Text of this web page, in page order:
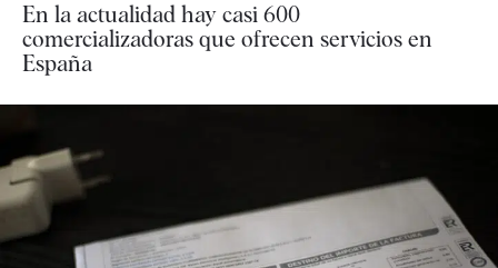
En la actualidad hay casi 600
comercializadoras que ofrecen servicios en
España